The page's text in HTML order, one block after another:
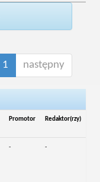
1 następny
Promotor Redaktor(rzy)
- -